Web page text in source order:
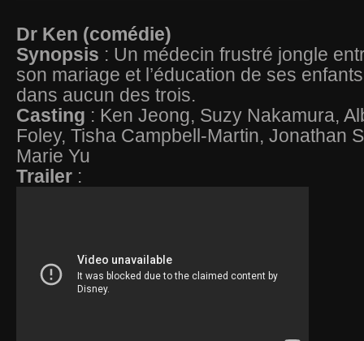
Dr Ken (comédie)
Synopsis : Un médecin frustré jongle
son mariage et l’éducation de ses
dans aucun des trois.
Casting : Ken Jeong, Suzy Nakamura,
Foley, Tisha Campbell-Martin, Jonathan
Marie Yu
Trailer :